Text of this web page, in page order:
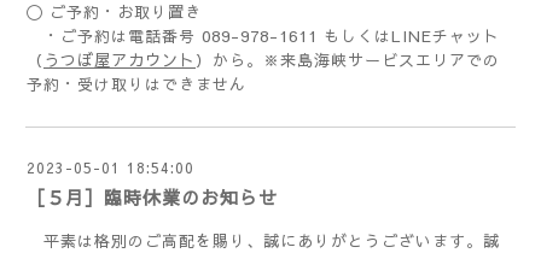
〇 ご予約・お取り置き
・ご予約は電話番号 089-978-1611 もしくはLINEチャット
（ うつぼ屋アカウント ）から。※来島海峡サービスエリアでの
予約・受け取りはできません
2023-05-01 18:54:00
［５月］臨時休業のお知らせ
平素は格別のご高配を賜り、誠にありがとうございます。誠